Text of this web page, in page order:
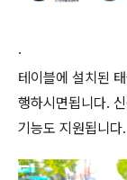
.
테이블에 설치된
행하시면됩니다.
기능도 지원됩니다.